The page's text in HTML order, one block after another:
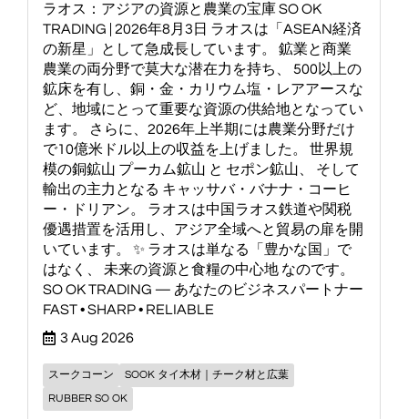
ラオス：アジアの資源と農業の宝庫 SO OK
TRADING | 2026年8月3日 ラオスは「ASEAN経済
の新星」として急成長しています。 鉱業と商業
農業の両分野で莫大な潜在力を持ち、 500以上の
鉱床を有し、銅・金・カリウム塩・レアアースな
ど、地域にとって重要な資源の供給地となってい
ます。 さらに、2026年上半期には農業分野だけ
で10億米ドル以上の収益を上げました。 世界規
模の銅鉱山 プーカム鉱山 と セポン鉱山、 そして
輸出の主力となる キャッサバ・バナナ・コーヒ
ー・ドリアン。 ラオスは中国ラオス鉄道や関税
優遇措置を活用し、アジア全域へと貿易の扉を開
いています。 ✨ ラオスは単なる「豊かな国」で
はなく、 未来の資源と食糧の中心地 なのです。
SO OK TRADING — あなたのビジネスパートナー
FAST • SHARP • RELIABLE
3 Aug 2026
スークコーン
SOOK タイ木材｜チーク材と広葉
RUBBER SO OK